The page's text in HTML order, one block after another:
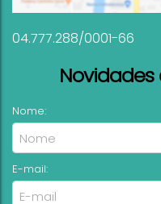
04.777.288/0001-66
Nome:
E-mail: